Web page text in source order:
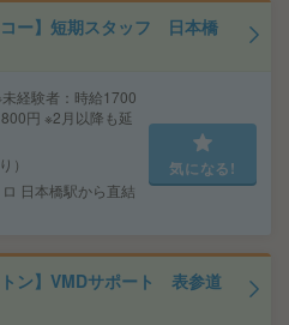
ー】短期スタッフ 日本橋
経験者：時給1700
円 ※2月以降も延
）
日本橋駅から直結
気になる!
ン】VMDサポート 表参道